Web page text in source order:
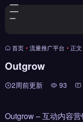
首页 • 流量推广平台 • 正文
Outgrow
2周前更新 93
Outgrow – 互动内容